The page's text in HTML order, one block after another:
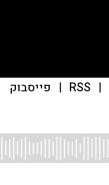
|
RSS
| פייסבוק